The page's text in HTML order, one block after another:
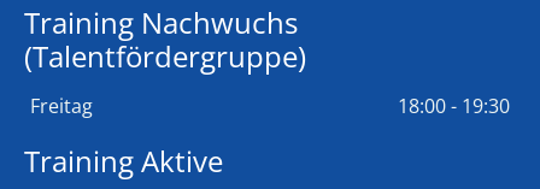
Training Nachwuchs
(Talentfördergruppe)
Freitag 18:00 - 19:30
Training Aktive